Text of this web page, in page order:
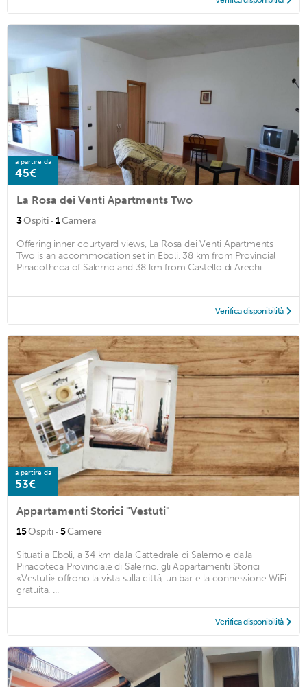
a partire da
45€
La Rosa dei Venti Apartments Two
3Ospiti · 1Camera
Offering inner courtyard views, La Rosa dei Venti Apartments
Two is an accommodation set in Eboli, 38 km from Provincial
Pinacotheca of Salerno and 38 km from Castello di Arechi. ...
Verifica disponibilità
a partire da
53€
Appartamenti Storici "Vestuti"
15Ospiti · 5Camere
Situati a Eboli, a 34 km dalla Cattedrale di Salerno e dalla
Pinacoteca Provinciale di Salerno, gli Appartamenti Storici
«Vestuti» offrono la vista sulla città, un bar e la connessione WiFi
gratuita. ...
Verifica disponibilità